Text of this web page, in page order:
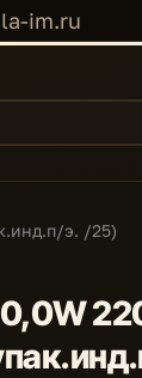
im.ru
э. /25)